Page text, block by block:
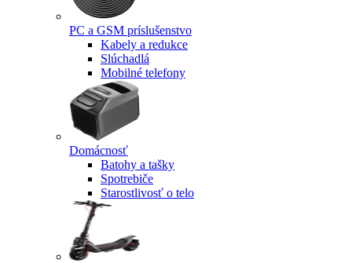
PC a GSM príslušenstvo
Kabely a redukce
Slúchadlá
Mobilné telefony
Domácnosť
Batohy a tašky
Spotrebiče
Starostlivosť o telo